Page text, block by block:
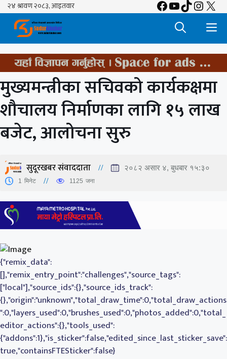
Skip
content
Facebook
YouTube
TikTok
X
मुख्यमन्त्रीका सचिवको कार्यकक्षमा
शौचालय निर्माणका लागि १५ लाख
बजेट, आलोचना सुरु
सुदूरखबर संवाददाता २०८२ असार ४, बुधबार १५:३०
1 मिनेट 1125 जना
{"remix_data":
[],"remix_entry_point":"challenges","source_tags":
["local"],"source_ids":{},"source_ids_track":
{},"origin":"unknown","total_draw_time":0,"total_draw_actions
":0,"layers_used":0,"brushes_used":0,"photos_added":0,"total_
editor_actions":{},"tools_used":
{"addons":1},"is_sticker":false,"edited_since_last_sticker_save":
true,"containsFTESticker":false}